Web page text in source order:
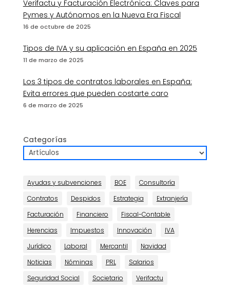
Verifactu y Facturación Electrónica: Claves para
Pymes y Autónomos en la Nueva Era Fiscal
16 de octubre de 2025
Tipos de IVA y su aplicación en España en 2025
11 de marzo de 2025
Los 3 tipos de contratos laborales en España:
Evita errores que pueden costarte caro
6 de marzo de 2025
Categorías
Ayudas y subvenciones BOE
Consultoría
Contratos
Despidos Estrategia
Extranjería
Facturación
Financiero
Fiscal-Contable
Herencias
Impuestos Innovación
IVA
Jurídico
Laboral Mercantil
Navidad
Noticias
Nóminas PRL
Salarios
Seguridad Social
Societario Verifactu